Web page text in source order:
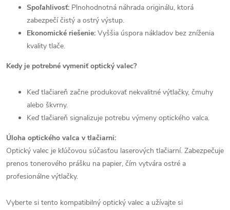
Spoľahlivosť: Plnohodnotná náhrada originálu, ktorá
zabezpečí čistý a ostrý výstup.
Ekonomické riešenie: Vyššia úspora nákladov bez zníženia
kvality tlače.
Kedy je potrebné vymeniť optický valec?
Keď tlačiareň začne produkovať nekvalitné výtlačky, čmuhy
alebo škvrny.
Keď tlačiareň signalizuje potrebu výmeny optického valca.
Úloha optického valca v tlačiarni:
Optický valec je kľúčovou súčasťou laserových tlačiarní. Zabezpečuje
prenos tonerového prášku na papier, čím vytvára ostré a
profesionálne výtlačky.
Vyberte si tento kompatibilný optický valec a užívajte si